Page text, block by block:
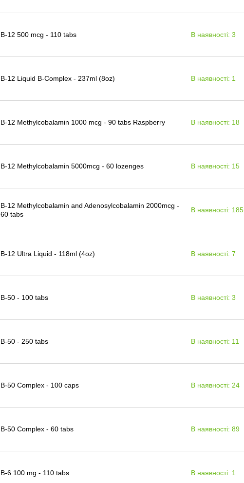
B-12 500 mcg - 110 tabs В наявності: 3
B-12 Liquid B-Complex - 237ml (8oz) В наявності: 1
B-12 Methylcobalamin 1000 mcg - 90 tabs Raspberry В наявності: 18
B-12 Methylcobalamin 5000mcg - 60 lozenges В наявності: 15
B-12 Methylcobalamin and Adenosylcobalamin 2000mcg -
60 tabs
В наявності: 185
B-12 Ultra Liquid - 118ml (4oz) В наявності: 7
B-50 - 100 tabs В наявності: 3
B-50 - 250 tabs В наявності: 11
B-50 Complex - 100 caps В наявності: 24
B-50 Complex - 60 tabs В наявності: 89
B-6 100 mg - 110 tabs В наявності: 1